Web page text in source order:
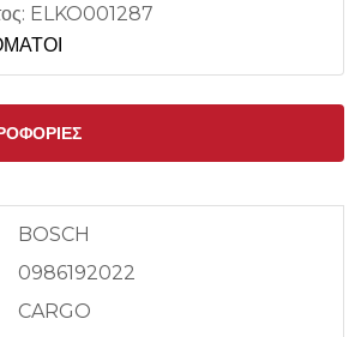
ELKO001287
BOSCH
0986192022
CARGO